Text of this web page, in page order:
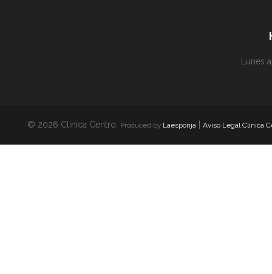
Lunes
© 2026 Clínica Centro. Produced by Laesponja Aviso Legal Clínica